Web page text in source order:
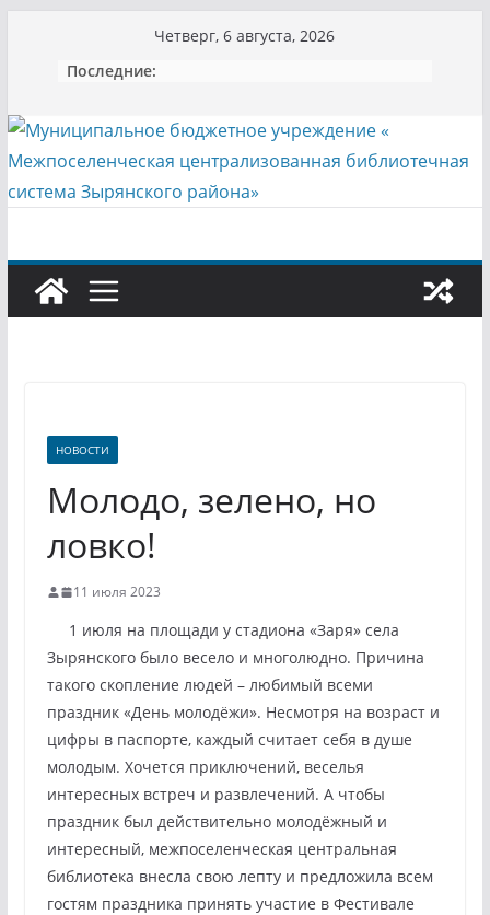
содержимому
Четверг, 6 августа, 2026
Последние:
НОВОСТИ
Молодо, зелено, но
ловко!
11 июля 2023
1 июля на площади у стадиона «Заря» села
Зырянского было весело и многолюдно. Причина
такого скопление людей – любимый всеми
праздник «День молодёжи». Несмотря на возраст и
цифры в паспорте, каждый считает себя в душе
молодым. Хочется приключений, веселья
интересных встреч и развлечений. А чтобы
праздник был действительно молодёжный и
интересный, межпоселенческая центральная
библиотека внесла свою лепту и предложила всем
гостям праздника принять участие в Фестивале